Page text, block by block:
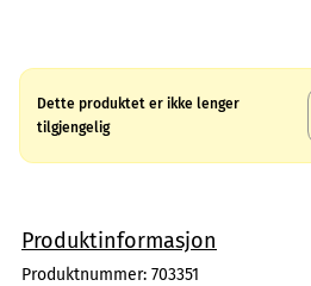
Dette produktet er ikke lenger
tilgjengelig
Produktinformasjon
Produktnummer: 703351